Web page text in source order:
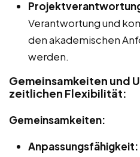
Verantwortung und
den akademischen
werden.
Gemeinsamkeiten und
zeitlichen Flexibilität:
Gemeinsamkeiten:
Anpassungsfähigkeit: